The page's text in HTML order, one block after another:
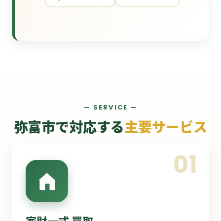
— SERVICE —
弥富市で対応する主要サービス
01